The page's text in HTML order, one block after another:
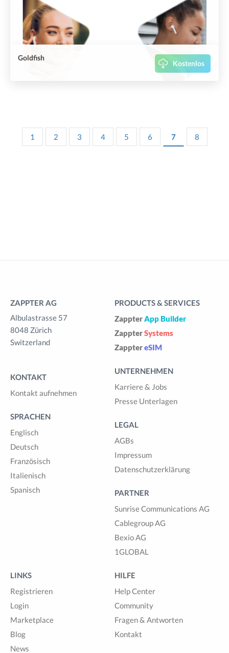
Goldfish
Kostenlos
1 2 3 4 5 6 7 8
ZAPPTER AG
Albulastrasse 57
8048 Zürich
Switzerland
KONTAKT
Kontakt aufnehmen
SPRACHEN
Englisch
Deutsch
Französisch
Italienisch
Spanisch
PRODUCTS & SERVICES
ZappterApp Builder
ZappterSystems
ZapptereSIM
UNTERNEHMEN
Karriere & Jobs
Presse Unterlagen
LEGAL
AGBs
Impressum
Datenschutzerklärung
PARTNER
Sunrise Communications AG
Cablegroup AG
Bexio AG
1GLOBAL
LINKS
Registrieren
Login
Marketplace
Blog
News
HILFE
Help Center
Community
Fragen & Antworten
Kontakt